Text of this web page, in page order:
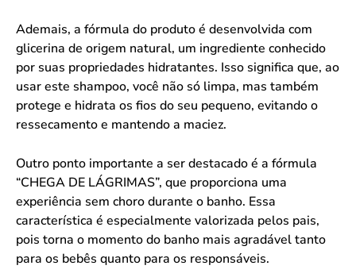
Ademais, a fórmula do produto é desenvolvida com
glicerina de origem natural, um ingrediente conhecido
por suas propriedades hidratantes. Isso significa que, ao
usar este shampoo, você não só limpa, mas também
protege e hidrata os fios do seu pequeno, evitando o
ressecamento e mantendo a maciez.
Outro ponto importante a ser destacado é a fórmula
“CHEGA DE LÁGRIMAS”, que proporciona uma
experiência sem choro durante o banho. Essa
característica é especialmente valorizada pelos pais,
pois torna o momento do banho mais agradável tanto
para os bebês quanto para os responsáveis.